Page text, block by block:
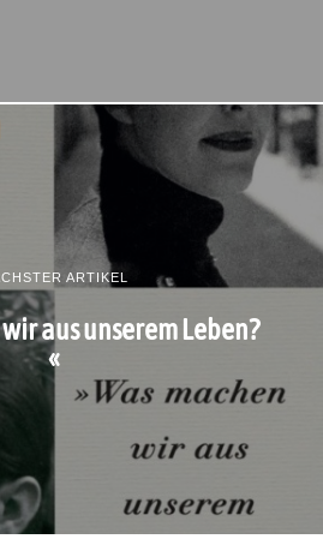
ARTIKEL
aus unserem Leben?
«